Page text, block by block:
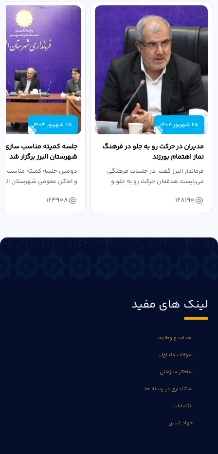
25 شهریور 1404
مدیران در حرکت رو به جلو در فرهنگ
نماز اهتمام بورزند
فرماندار البرز گفت: در جلسات فرهنگی
می‌بایست هدفمان حرکت رو به جلو و
128190
25 شهریور 1404
جلسه کمیته مناسب سازی
شهرستان البرز برگزار شد
دومین جلسه کمیته مناسب
و اماکن عمومی شهرستان
124908
لینک های مفید
اهداف و وظایف
سوالات متداول
ساختار سازمانی
استانداری در رسانه ها
انتصابات
جهاد تبیین